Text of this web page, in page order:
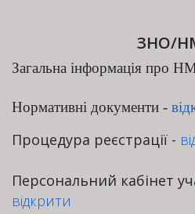
ЗНО/
Загальна інформація про
Нормативні документи -
Процедура реєстрації -
Персональний кабінет
відкрити